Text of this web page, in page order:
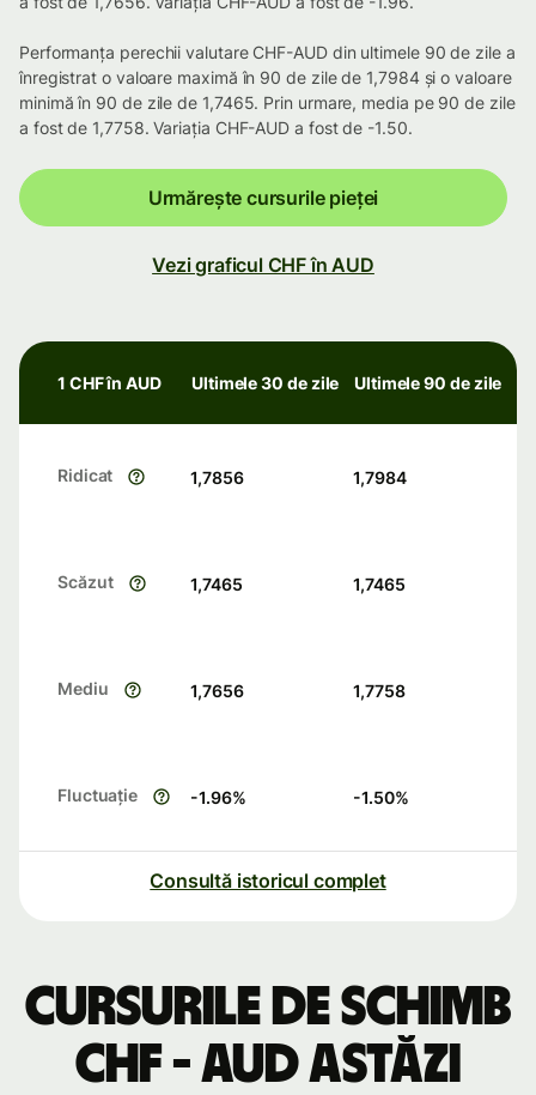
Performanța perechii valutare CHF-AUD din ultimele 90 de zile a
înregistrat o valoare maximă în 90 de zile de 1,7984 și o valoare
minimă în 90 de zile de 1,7465. Prin urmare, media pe 90 de zile
a fost de 1,7758. Variația CHF-AUD a fost de -1.50.
Urmărește cursurile pieței
Vezi graficul CHF în AUD
1 CHF în AUD Ultimele 30 de zile Ultimele 90 de zile
Ridicat 1,7856 1,7984
Scăzut 1,7465 1,7465
Mediu 1,7656 1,7758
Fluctuație -1.96% -1.50%
Consultă istoricul complet
Cursurile de schimb
CHF - AUD astăzi